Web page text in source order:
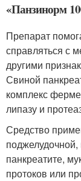
«Панзинорм
Препарат
справляться с
другими
Свиной
комплекс
липазу и
Средство
панкреатите,
протоков или